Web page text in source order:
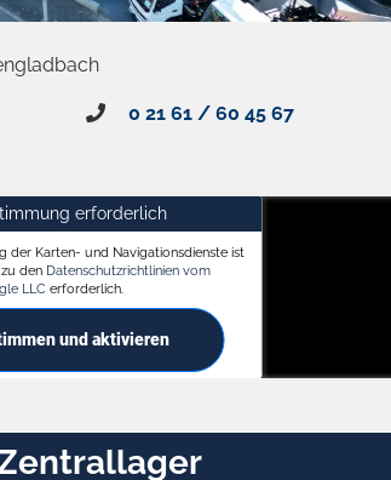
0 21 61 / 60 45 67
erforderlich
der Karten- und Navigationsdienste ist
den Datenschutzrichtlinien vom
LLC erforderlich.
und aktivieren